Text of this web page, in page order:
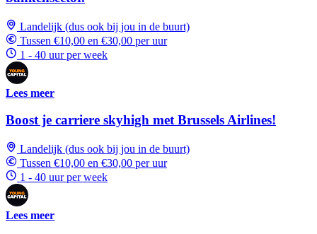
Landelijk (dus ook bij jou in de buurt)
Tussen €10,00 en €30,00 per uur
1 - 40 uur per week
Lees meer
Boost je carriere skyhigh met Brussels Airlines!
Landelijk (dus ook bij jou in de buurt)
Tussen €10,00 en €30,00 per uur
1 - 40 uur per week
Lees meer